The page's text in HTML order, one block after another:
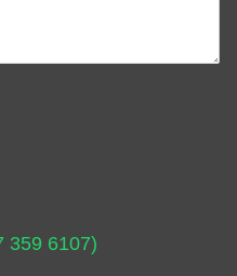
359 6107)